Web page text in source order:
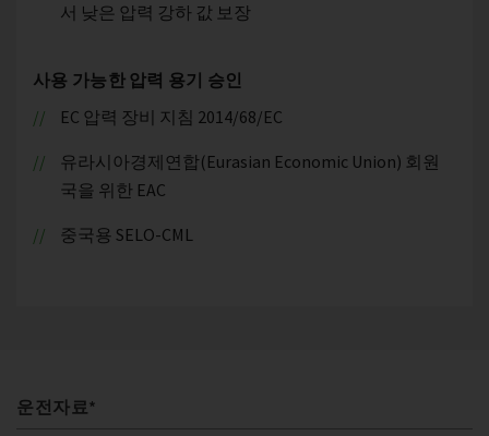
서 낮은 압력 강하 값 보장
사용 가능한 압력 용기 승인
EC 압력 장비 지침 2014/68/EC
유라시아경제연합(Eurasian Economic Union) 회원
국을 위한 EAC
중국용 SELO-CML
운전자료*